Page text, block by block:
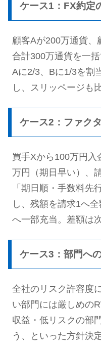
ケース1：FX約定
顧客Aが200万通貨、
合計300万通貨を一
Aに2/3、Bに1/3を割
し、スリッページも
ケース2：ファク
買手Xから100万円
万円（期日早い）、
「期日順・手数料先
し、残額を請求1へ
へ一部充当。差額は
ケース3：部門へ
全社のリスク許容度
い部門には厳しめの
収益・低リスクの部
う、といった方針決